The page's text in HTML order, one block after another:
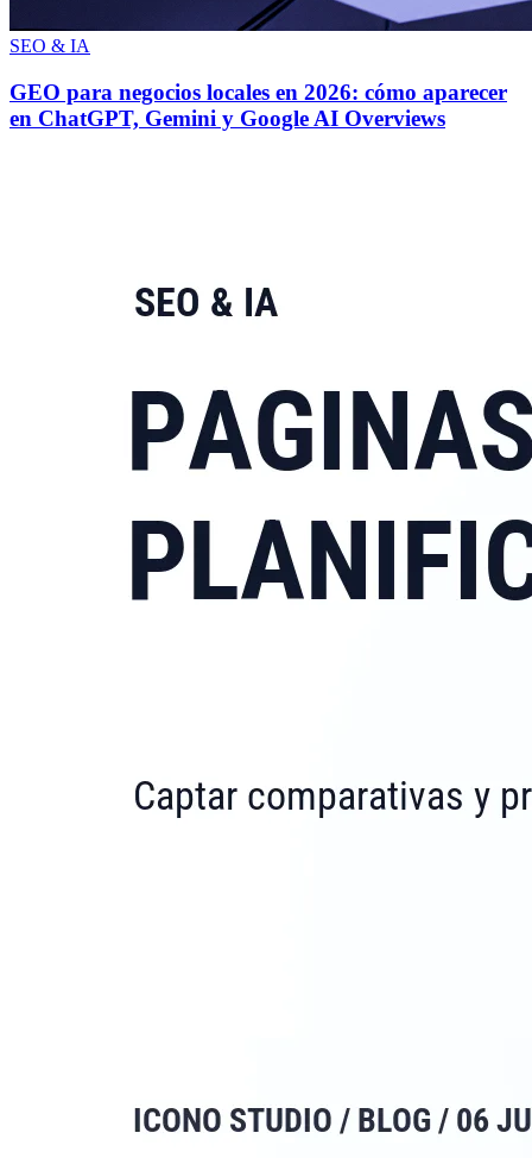
SEO & IA
GEO para negocios locales en 2026: cómo aparecer
en ChatGPT, Gemini y Google AI Overviews